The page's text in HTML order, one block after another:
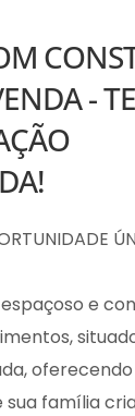
-
e
família